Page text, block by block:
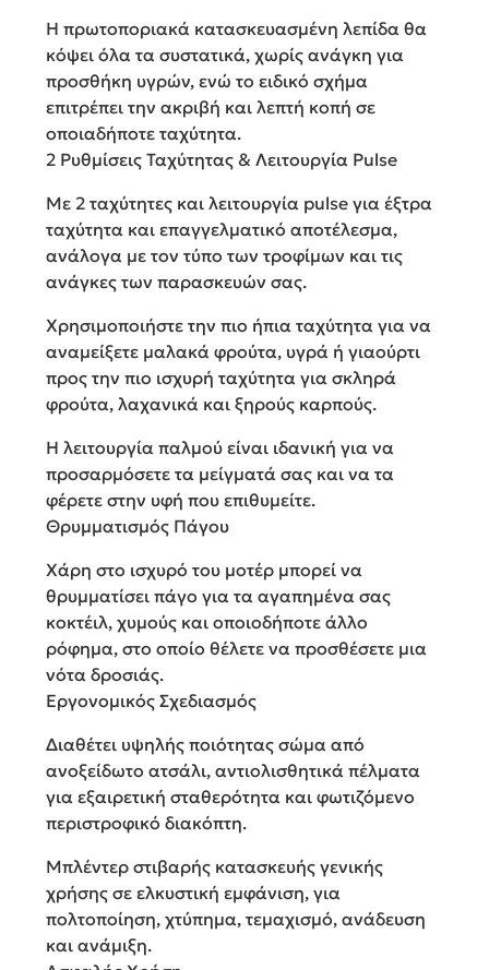
Η πρωτοποριακά κατασκευασμένη λεπίδα θα
κόψει όλα τα συστατικά, χωρίς ανάγκη για
προσθήκη υγρών, ενώ το ειδικό σχήμα
επιτρέπει την ακριβή και λεπτή κοπή σε
οποιαδήποτε ταχύτητα.
2 Ρυθμίσεις Ταχύτητας & Λειτουργία Pulse
Με 2 ταχύτητες και λειτουργία pulse για έξτρα
ταχύτητα και επαγγελματικό αποτέλεσμα,
ανάλογα με τον τύπο των τροφίμων και τις
ανάγκες των παρασκευών σας.
Χρησιμοποιήστε την πιο ήπια ταχύτητα για να
αναμείξετε μαλακά φρούτα, υγρά ή γιαούρτι
προς την πιο ισχυρή ταχύτητα για σκληρά
φρούτα, λαχανικά και ξηρούς καρπούς.
Η λειτουργία παλμού είναι ιδανική για να
προσαρμόσετε τα μείγματά σας και να τα
φέρετε στην υφή που επιθυμείτε.
Θρυμματισμός Πάγου
Χάρη στο ισχυρό του μοτέρ μπορεί να
θρυμματίσει πάγο για τα αγαπημένα σας
κοκτέιλ, χυμούς και οποιοδήποτε άλλο
ρόφημα, στο οποίο θέλετε να προσθέσετε μια
νότα δροσιάς.
Εργονομικός Σχεδιασμός
Διαθέτει υψηλής ποιότητας σώμα από
ανοξείδωτο ατσάλι, αντιολισθητικά πέλματα
για εξαιρετική σταθερότητα και φωτιζόμενο
περιστροφικό διακόπτη.
Μπλέντερ στιβαρής κατασκευής γενικής
χρήσης σε ελκυστική εμφάνιση, για
πολτοποίηση, χτύπημα, τεμαχισμό, ανάδευση
και ανάμιξη.